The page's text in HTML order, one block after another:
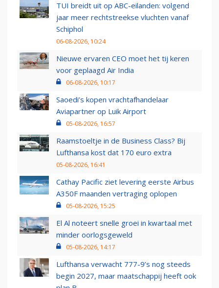
TUI breidt uit op ABC-eilanden: volgend
jaar meer rechtstreekse vluchten vanaf
Schiphol
06-08-2026, 10:24
Nieuwe ervaren CEO moet het tij keren
voor geplaagd Air India
06-08-2026, 10:17
Saoedi’s kopen vrachtafhandelaar
Aviapartner op Luik Airport
05-08-2026, 16:57
Raamstoeltje in de Business Class? Bij
Lufthansa kost dat 170 euro extra
05-08-2026, 16:41
Cathay Pacific ziet levering eerste Airbus
A350F maanden vertraging oplopen
05-08-2026, 15:25
El Al noteert snelle groei in kwartaal met
minder oorlogsgeweld
05-08-2026, 14:17
Lufthansa verwacht 777-9’s nog steeds
begin 2027, maar maatschappij heeft ook